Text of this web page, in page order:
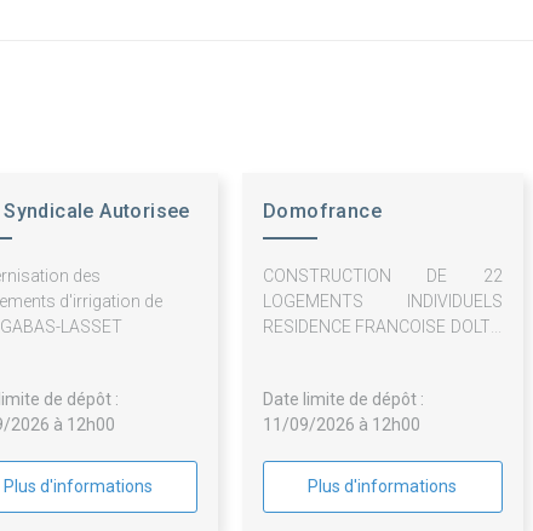
Autorisee
des
d'irrigation de
GABAS-LASSET
de dépôt :
2026 à 12h00
Plus d'informations
Domofrance
CONSTRUCTION DE 22
LOGEMENTS INDIVIDUELS
RESIDENCE FRANCOISE DOLTO
Date limite de dépôt :
11/09/2026 à 12h00
Plus d'informations